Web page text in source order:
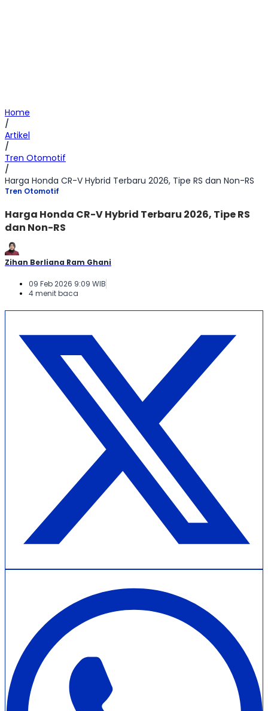
Home
/
Artikel
/
Tren Otomotif
/
Harga Honda CR-V Hybrid Terbaru 2026, Tipe RS dan Non-RS
Tren Otomotif
Harga Honda CR-V Hybrid Terbaru 2026, Tipe RS
dan Non-RS
Zihan Berliana Ram Ghani
09 Feb 2026 9:09 WIB
4 menit baca